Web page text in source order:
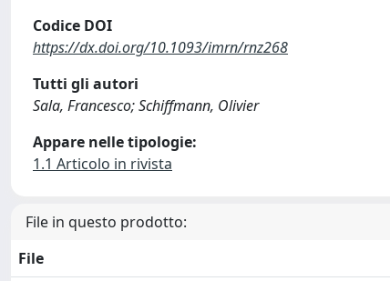
Codice DOI
https://dx.doi.org/10.1093/imrn/rnz268
Tutti gli autori
Sala, Francesco; Schiffmann, Olivier
Appare nelle tipologie:
1.1 Articolo in rivista
File in questo prodotto:
File